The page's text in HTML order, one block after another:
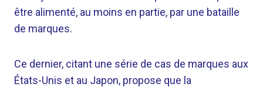
être alimenté, au moins en partie, par une bataille
de marques.
Ce dernier, citant une série de cas de marques aux
États-Unis et au Japon, propose que la